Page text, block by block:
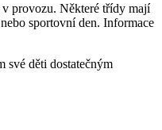
provozu. Některé třídy mají
sportovní den. Informace
své děti dostatečným